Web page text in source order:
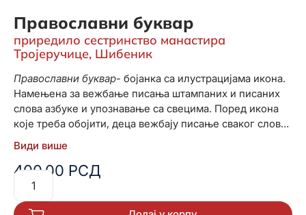
Православни буквар
приредило сестринство манастира
Тројеручице, Шибеник
Православни буквар- бојанка са илустрацијама икона.
Намењена за вежбање писања штампаних и писаних
слова азбуке и упознавање са свецима. Поред икона
које треба обојити, деца вежбају писање сваког слова
Види више
400,00 РСД